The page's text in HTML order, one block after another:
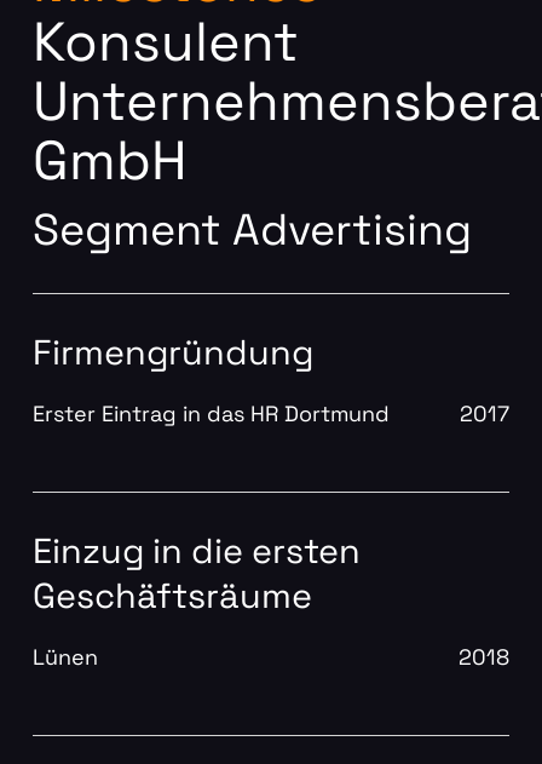
Konsulent
GmbH
Segment Advertising
Firmengründung
Erster Eintrag in das HR Dortmund 2017
Einzug in die ersten
Geschäftsräume
Lünen 2018